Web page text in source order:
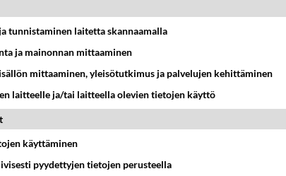
tunnistaminen laitetta skannaamalla
ja mainonnan mittaaminen
mittaaminen, yleisötutkimus ja palvelujen kehittäminen
laitteelle ja/tai laitteella olevien tietojen käyttö
käyttäminen
pyydettyjen tietojen perusteella